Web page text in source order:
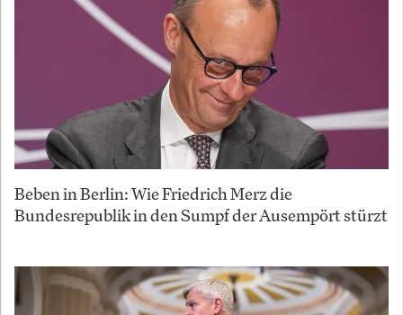
Beben in Berlin: Wie Friedrich Merz die
Bundesrepublik in den Sumpf der Ausempört stürzt